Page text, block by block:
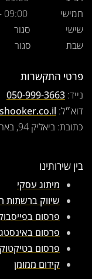
חמישי 09:00 – 18:00
שישי סגור
שבת סגור
פרטי התקשרות
נייד: 050-999-3663
דוא״ל:
כתובת: ביאליק 94, באר שבע
בין שירותינו
מיתוג עסקי
שיווק ברשתות
פרסום
פרסום
פרסום בטיקטוק
קידום ממומן